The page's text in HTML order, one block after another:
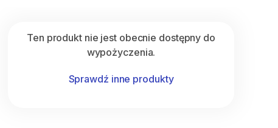
Ten produkt nie jest obecnie dostępny do
wypożyczenia.
Sprawdź inne produkty